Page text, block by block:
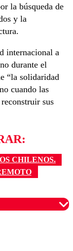
la búsqueda de
y la
internacional a
durante el
“la solidaridad
cuando las
sus
CHILENOS.
un